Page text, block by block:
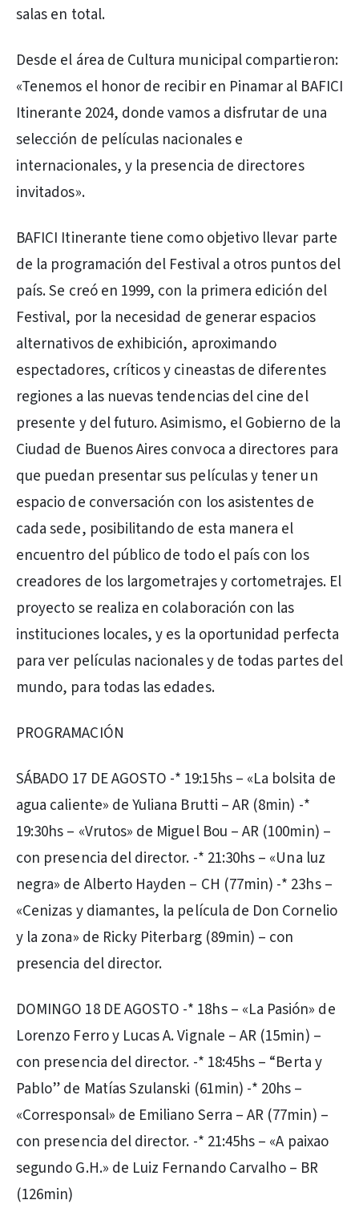
salas en total.
Desde el área de Cultura municipal compartieron:
«Tenemos el honor de recibir en Pinamar al BAFICI
Itinerante 2024, donde vamos a disfrutar de una
selección de películas nacionales e
internacionales, y la presencia de directores
invitados».
BAFICI Itinerante tiene como objetivo llevar parte
de la programación del Festival a otros puntos del
país. Se creó en 1999, con la primera edición del
Festival, por la necesidad de generar espacios
alternativos de exhibición, aproximando
espectadores, críticos y cineastas de diferentes
regiones a las nuevas tendencias del cine del
presente y del futuro. Asimismo, el Gobierno de la
Ciudad de Buenos Aires convoca a directores para
que puedan presentar sus películas y tener un
espacio de conversación con los asistentes de
cada sede, posibilitando de esta manera el
encuentro del público de todo el país con los
creadores de los largometrajes y cortometrajes. El
proyecto se realiza en colaboración con las
instituciones locales, y es la oportunidad perfecta
para ver películas nacionales y de todas partes del
mundo, para todas las edades.
PROGRAMACIÓN
SÁBADO 17 DE AGOSTO -* 19:15hs – «La bolsita de
agua caliente» de Yuliana Brutti – AR (8min) -*
19:30hs – «Vrutos» de Miguel Bou – AR (100min) –
con presencia del director. -* 21:30hs – «Una luz
negra» de Alberto Hayden – CH (77min) -* 23hs –
«Cenizas y diamantes, la película de Don Cornelio
y la zona» de Ricky Piterbarg (89min) – con
presencia del director.
DOMINGO 18 DE AGOSTO -* 18hs – «La Pasión» de
Lorenzo Ferro y Lucas A. Vignale – AR (15min) –
con presencia del director. -* 18:45hs – “Berta y
Pablo” de Matías Szulanski (61min) -* 20hs –
«Corresponsal» de Emiliano Serra – AR (77min) –
con presencia del director. -* 21:45hs – «A paixao
segundo G.H.» de Luiz Fernando Carvalho – BR
(126min)